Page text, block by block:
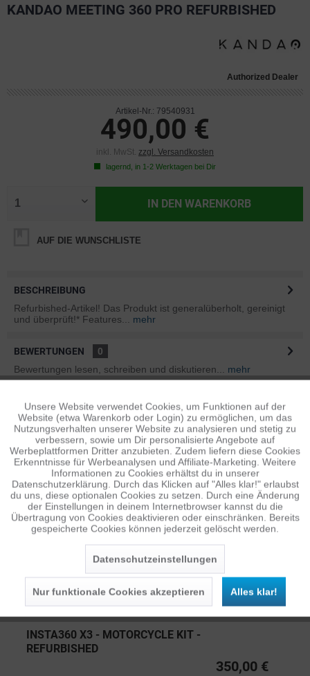
KANDAO MEETING 360 PRO REFURBISHED
Authorized Dealer
Artikel-Nr.: 79540931
490,00 €
inkl. MwSt. zzgl. Versandkosten
lagernd, in 1-2 Werktagen bei Dir
IN DEN WARENKORB
AUF DIE WUNSCHLISTE
BESCHREIBUNG
Refurbished-Artikel! Das Produkt ist generalüberholt, gereinigt
und überprüft!* Features...
mehr
BEWERTUNGEN
0
Bewertungen lesen, schreiben und diskutieren...
mehr
ÄHNLICHE ARTIKEL
Diese Artikel sind dem Produkt ähnlich ...mehr
Persönliche Empfehlungen
INSTA360 X3 - MOTORCYCLE KIT -
REFURBISHED
350,00 €
Funktionale Aktiv
Tracking Inaktiv
Personalisierung Inaktiv
Service Inaktiv
Unsere Website verwendet Cookies, um Funktionen auf der
Website (etwa Warenkorb oder Login) zu ermöglichen, um das
Nutzungsverhalten unserer Website zu analysieren und stetig zu
verbessern, sowie um Dir personalisierte Angebote auf
Werbeplattformen Dritter anzubieten. Zudem liefern diese Cookies
Erkenntnisse für Werbeanalysen und Affiliate-Marketing. Weitere
Informationen zu Cookies erhältst du in unserer
Datenschutzerklärung. Durch das Klicken auf "Alles klar!" erlaubst
du uns, diese optionalen Cookies zu setzen. Durch eine Änderung
der Einstellungen in deinem Internetbrowser kannst du die
Übertragung von Cookies deaktivieren oder einschränken. Bereits
gespeicherte Cookies können jederzeit gelöscht werden.
Datenschutzeinstellungen
Nur funktionale Cookies akzeptieren Alles klar!